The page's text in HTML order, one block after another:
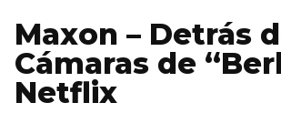
Maxon – Detrás
Cámaras de
Netflix